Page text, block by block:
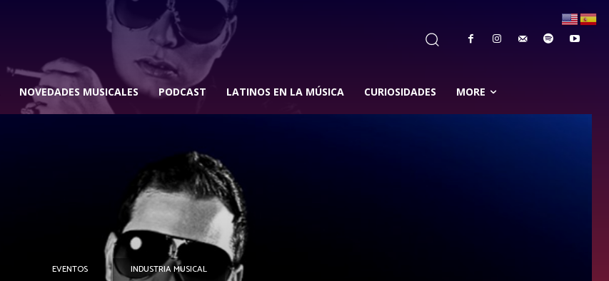
NOVEDADES MUSICALES PODCAST LATINOS EN LA MÚSICA CURIOSIDADES MORE
EVENTOS INDUSTRIA MUSICAL